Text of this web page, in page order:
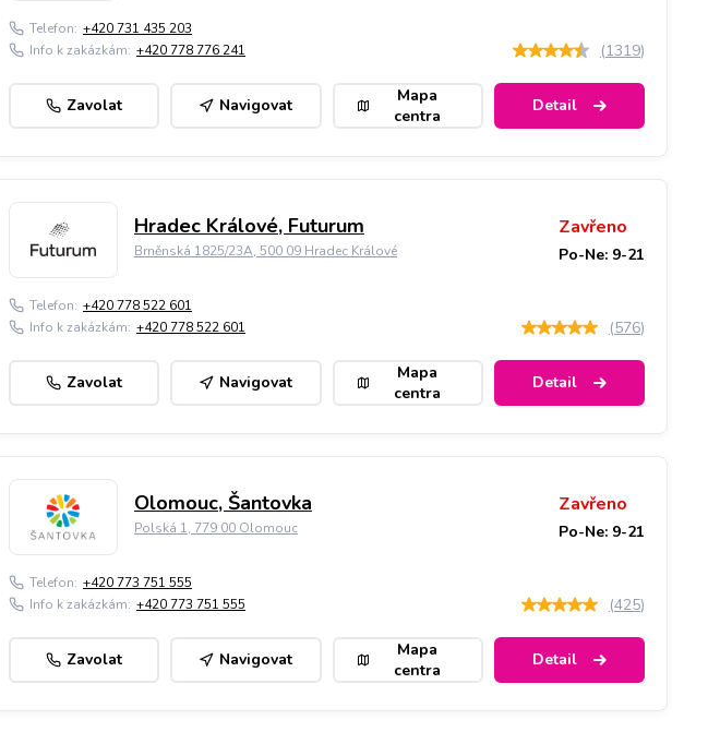
Telefon: +420 731 435 203
Info k zakázkám: +420 778 776 241 (1319)
Zavolat Navigovat
Mapa
centra
Detail
Hradec Králové, Futurum
Brněnská 1825/23A, 500 09 Hradec Králové
Zavřeno
Po-Ne: 9-21
Telefon: +420 778 522 601
Info k zakázkám: +420 778 522 601 (576)
Zavolat Navigovat
Mapa
centra
Detail
Olomouc, Šantovka
Polská 1, 779 00 Olomouc
Zavřeno
Po-Ne: 9-21
Telefon: +420 773 751 555
Info k zakázkám: +420 773 751 555 (425)
Zavolat Navigovat
Mapa
centra
Detail